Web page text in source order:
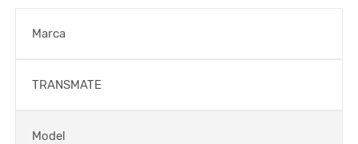
Marca
TRANSMATE
Model